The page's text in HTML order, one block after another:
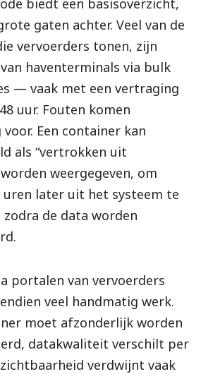
biedt een basisoverzicht,
gaten achter. Veel van de
vervoerders tonen, zijn
haventerminals via bulk
— vaak met een vertraging
uur. Fouten komen
Een container kan
als “vertrokken uit
weergegeven, om
uren later uit het systeem te
de data worden
portalen van vervoerders
veel handmatig werk.
moet afzonderlijk worden
datakwaliteit verschilt per
verdwijnt vaak